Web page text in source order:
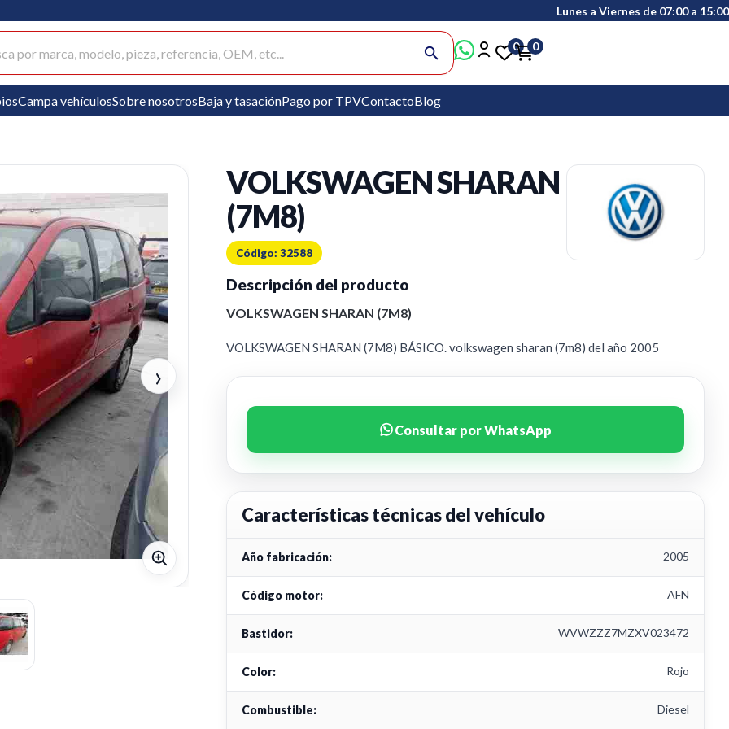
Lunes a Viernes de 07:00 a 15:00
search 0 0
Campa vehículosSobre nosotrosBaja y tasaciónPago por TPVContactoBlog
›
VOLKSWAGEN SHARAN
(7M8)
Código: 32588
Descripción del producto
VOLKSWAGEN SHARAN (7M8)
VOLKSWAGEN SHARAN (7M8) BÁSICO. volkswagen sharan (7m8) del año 2005
Consultar por WhatsApp
Características técnicas del vehículo
Año fabricación: 2005
Código motor: AFN
Bastidor: WVWZZZ7MZXV023472
Color: Rojo
Combustible: Diesel